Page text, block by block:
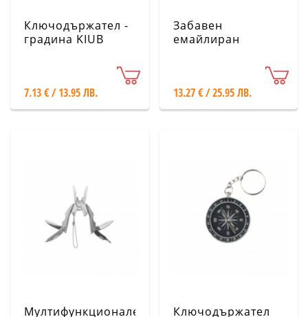
Ключодържател -
градина KIUB
7.13 € / 13.95 ЛВ.
Забавен
емайлиран
13.27 € / 25.95 ЛВ.
Мултифункционален
Ключодържател